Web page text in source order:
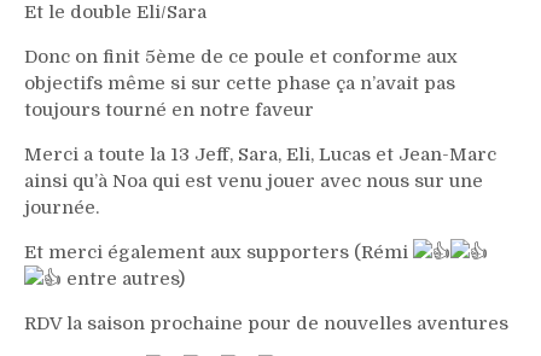
Et le double Eli/Sara
Donc on finit 5ème de ce poule et conforme aux
objectifs même si sur cette phase ça n’avait pas
toujours tourné en notre faveur
Merci a toute la 13 Jeff, Sara, Eli, Lucas et Jean-Marc
ainsi qu’à Noa qui est venu jouer avec nous sur une
journée.
Et merci également aux supporters (Rémi
entre autres)
RDV la saison prochaine pour de nouvelles aventures